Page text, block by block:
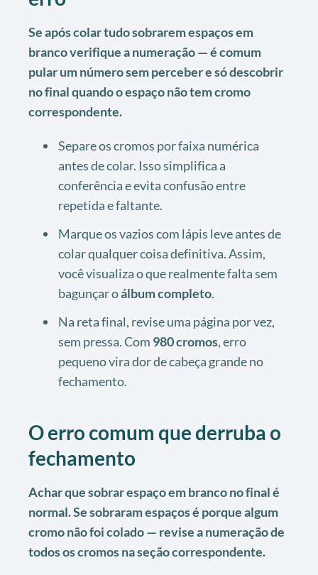
Se após colar tudo sobrarem espaços em
branco verifique a numeração — é comum
pular um número sem perceber e só descobrir
no final quando o espaço não tem cromo
correspondente.
Separe os cromos por faixa numérica
antes de colar. Isso simplifica a
conferência e evita confusão entre
repetida e faltante.
Marque os vazios com lápis leve antes de
colar qualquer coisa definitiva. Assim,
você visualiza o que realmente falta sem
bagunçar oálbum completo.
Na reta final, revise uma página por vez,
sem pressa. Com 980 cromos, erro
pequeno vira dor de cabeça grande no
fechamento.
O erro comum que derruba o
fechamento
Achar que sobrar espaço em branco no final é
normal. Se sobraram espaços é porque algum
cromo não foi colado — revise a numeração de
todos os cromos na seção correspondente.